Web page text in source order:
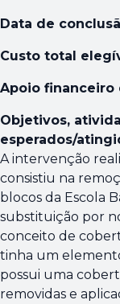
Data de
Custo total
Apoio financeiro
Objetivos,
esperados/
A intervenção
consistiu na
blocos da Escola
substituição por
conceito de
tinha um
possui uma
removidas e